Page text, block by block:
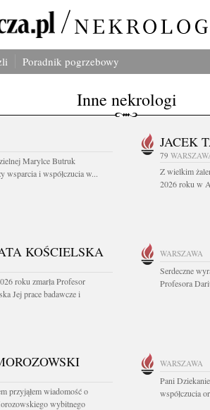
Poradnik pogrzebowy
Inne nekrologi
Marylce Butruk
wsparcia i współczucia w...
JACEK
79
Z wielkim
2026 roku w
KOŚCIELSKA
roku zmarła Profesor
Jej prace badawcze i
WARSZAWA
Serdeczne
Profesora
przyjąłem wiadomość o
wybitnego
WARSZAWA
Pani
współczucia